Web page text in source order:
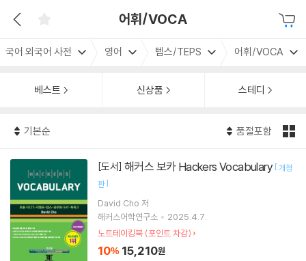
어휘/VOCA
국어 외국어 사전 영어 텝스/TEPS 어휘/VOCA
베스트 신상품 스테디
기본순 품절포함
[도서] 해커스 보카 Hackers Vocabulary [개정
판]
David Cho 저
해커스어학연구소
2025.4.7.
노트테이킹북 (포인트 차감)
10% 15,210원